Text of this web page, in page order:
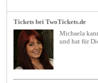
Tickets bei TwoTickets.de
Michaela
und hat für